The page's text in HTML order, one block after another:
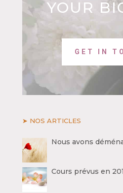
YOUR
GET IN
➤ NOS ARTICLES
Nous avons
Cours prévus en